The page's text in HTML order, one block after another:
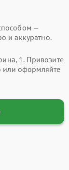
—
и аккуратно.
1. Привозите
или оформляйте